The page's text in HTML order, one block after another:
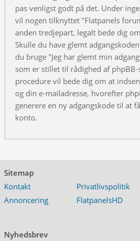
pas venligst godt på det. Under
vil nogen tilknyttet "Flatpanels
anden tredjepart, legalt bede dig
Skulle du have glemt
du bruge "Jeg har glemt min
som er stillet til rådighed af
procedure vil bede dig om at
og din e-mailadresse, hvorefter
generere en ny adgangskode til at
konto.
Sitemap
Kontakt
Privatlivspolitik
Annoncering
FlatpanelsHD
Nyhedsbrev